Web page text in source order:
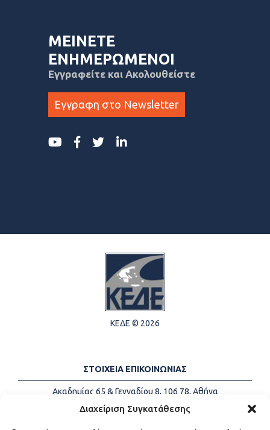
Διαχείριση Συγκατάθεσης
ΜΕΙΝΕΤΕ
ΕΝΗΜΕΡΩΜΕΝΟΙ
Εγγραφείτε και Ακολουθείστε
Εγγραφη στο Newsletter
ΚΕΔΕ © 2026
ΣΤΟΙΧΕΙΑ ΕΠΙΚΟΙΝΩΝΙΑΣ
Ακαδημίας 65 & Γενναδίου 8, 106 78, Αθήνα
Τηλέφωνα:
+30 213-2147500
Email:
info@kede.gr